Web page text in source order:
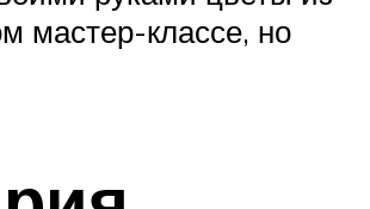
мастер-классе, но